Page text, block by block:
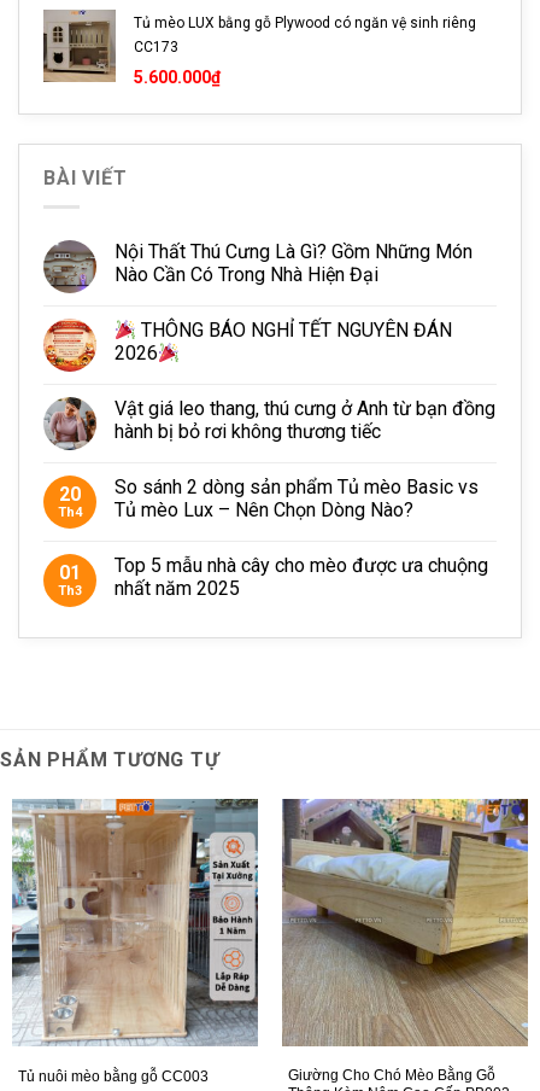
phần bị hư hỏng hoặc đổi mới theo yêu cầu.
Sản phẩm có dễ lắp đặt không
Nếu ở khu vực Hồ Chí Mình, sản phẩm sẽ được ship
nguyên kiện trong ngày mà không cần lắp đặt. Nếu ở khu vực
khác, shop sẽ gửi kèm hướng dẫn và dụng cụ lắp đặt, sản
Trụ cào có thay thế được không?
Sau thời gian sử dụng nhất định, thường là hơn 1 năm,
trụ cào móng sẽ có tình trạng mòn, xơ cần được thay thế.
Petto hiện vẫn thay thế trụ cào móng cho khách hàng theo
giá tùy thời điểm
Tủ mèo LUX bằng gỗ Plywood có ngăn vệ sinh riêng
CC173
5.600.000₫
BÀI VIẾT
Nội Thất Thú Cưng Là Gì? Gồm Những Món
Nào Cần Có Trong Nhà Hiện Đại
THÔNG BÁO NGHỈ TẾT NGUYÊN ĐÁN
2026
Vật giá leo thang, thú cưng ở Anh từ bạn đồng
hành bị bỏ rơi không thương tiếc
20
Th4
So sánh 2 dòng sản phẩm Tủ mèo Basic vs
Tủ mèo Lux – Nên Chọn Dòng Nào?
01
Th3
Top 5 mẫu nhà cây cho mèo được ưa chuộng
nhất năm 2025
SẢN PHẨM TƯƠNG TỰ
Tủ nuôi mèo bằng gỗ CC003
Giường Cho Chó Mèo Bằng Gỗ